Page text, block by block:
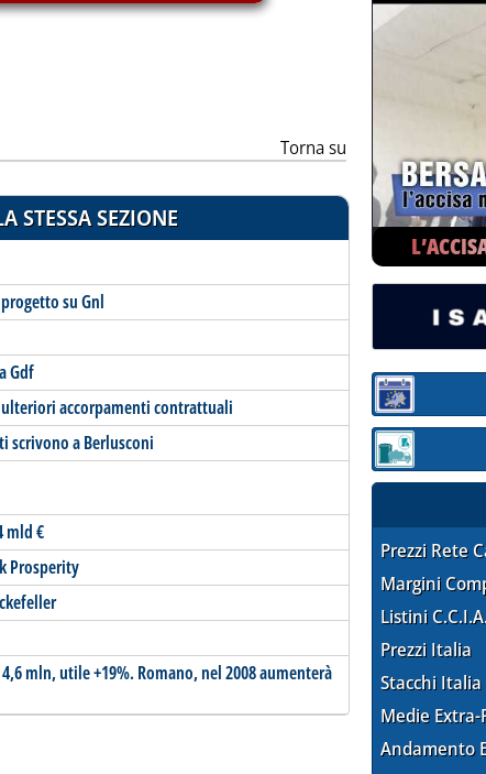
Torna su
STESSA SEZIONE
su Gnl
Gdf
accorpamenti contrattuali
scrivono a Berlusconi
mld €
Prosperity
mln, utile +19%. Romano, nel 2008 aumenterà
Sezione:
Sezione:
Prezzi Rete
Margini
Listini
Prezzi Italia
Stacchi Italia
Medie Extra-
Andamento